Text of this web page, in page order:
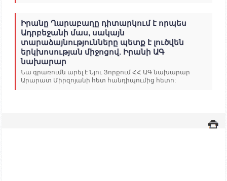
Իրանը Ղարաբաղը դիտարկում է որպես
Ադրբեջանի մաս, սակայն
տարաձայնությունները պետք է լուծվեն
երկխոսության միջոցով. Իրանի ԱԳ
նախարար
Նա գրառումն արել է Նյու Յորքում ՀՀ ԱԳ նախարար
Արարատ Միրզոյանի հետ հանդիպումից հետո: